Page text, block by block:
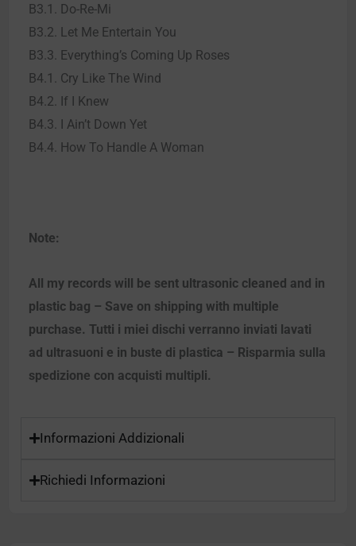
B3.1. Do-Re-Mi
B3.2. Let Me Entertain You
B3.3. Everything’s Coming Up Roses
B4.1. Cry Like The Wind
B4.2. If I Knew
B4.3. I Ain’t Down Yet
B4.4. How To Handle A Woman
Note:
All my records will be sent ultrasonic cleaned and in
plastic bag – Save on shipping with multiple
purchase. Tutti i miei dischi verranno inviati lavati
ad ultrasuoni e in buste di plastica – Risparmia sulla
spedizione con acquisti multipli.
Informazioni Addizionali
Richiedi Informazioni